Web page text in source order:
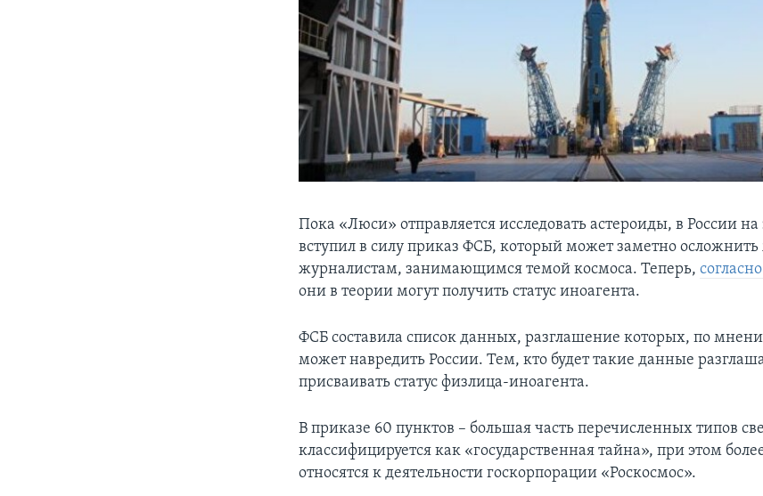
Пока «Люси» отправляется исследовать астероиды, в России на
вступил в силу приказ ФСБ, который может заметно
журналистам, занимающимся темой космоса. Теперь,
они в теории могут получить статус иноагента.
ФСБ составила список данных, разглашение которых, по
может навредить России. Тем, кто будет такие данные
присваивать статус физлица-иноагента.
В приказе 60 пунктов – большая часть перечисленных типов
классифицируется как «государственная тайна», при этом
относятся к деятельности госкорпорации «Роскосмос».